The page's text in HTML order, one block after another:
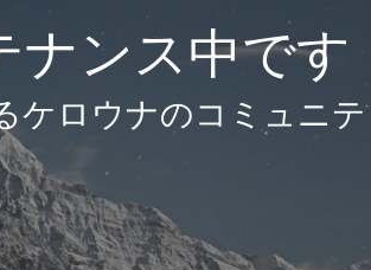
ナンス中です
ケロウナのコミュニ